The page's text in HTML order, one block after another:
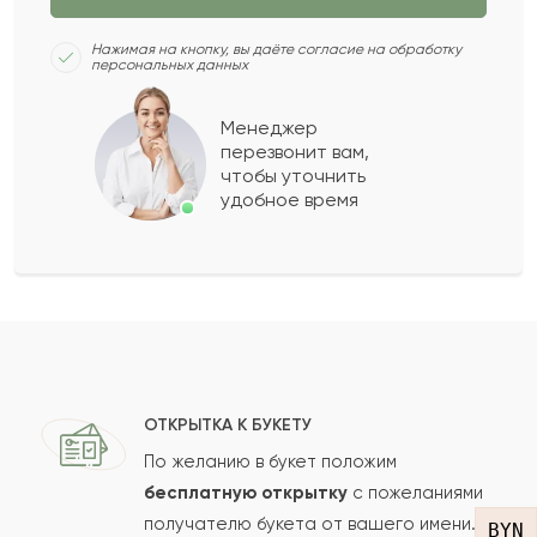
BYN
Сагадат
Показать еще
Ваш e-mail
Нажимая на кнопку, вы даёте согласие на обработку
персональных данных
Менеджер
перезвонит вам,
чтобы уточнить
удобное время
ОТКРЫТКА К БУКЕТУ
По желанию в букет положим
бесплатную открытку с пожеланиями
получателю букета от вашего имени.